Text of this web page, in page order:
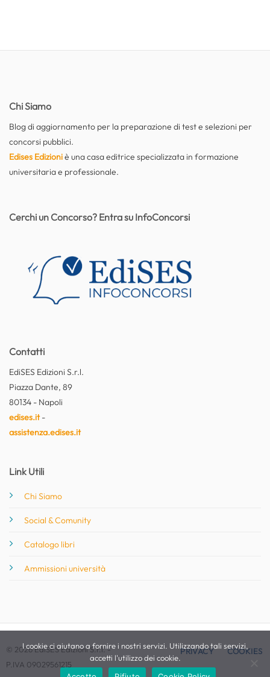
Chi Siamo
Blog di aggiornamento per la preparazione di test e selezioni per
concorsi pubblici.
Edises Edizioniè una casa editrice specializzata in formazione
universitaria e professionale.
Contatti
EdiSES Edizioni S.r.l.
Piazza Dante, 89
80134 - Napoli
edises.it-
assistenza.edises.it
Link Utili
Chi Siamo
Social & Comunity
Catalogo libri
Ammissioni università
Cerchi un Concorso? Entra su InfoConcorsi
© 2026 EdiSES Edizioni S.r.l. -
P.IVA 09029561215
PRIVACY COOKIES
I cookie ci aiutano a fornire i nostri servizi. Utilizzando tali servizi,
accetti l'utilizzo dei cookie.